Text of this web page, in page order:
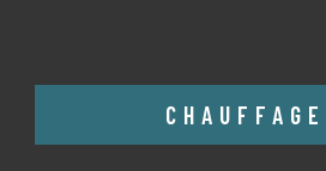
CHAUFFAGE